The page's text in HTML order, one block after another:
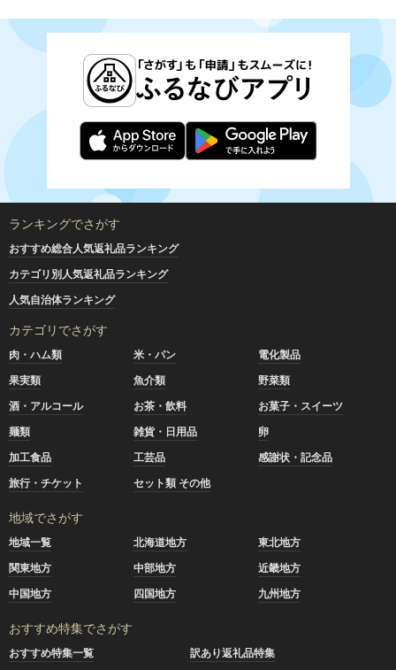
ランキングでさがす
おすすめ総合人気返礼品ランキング
カテゴリ別人気返礼品ランキング
人気自治体ランキング
カテゴリでさがす
肉・ハム類 米・パン
電化製品
果実類
魚介類
野菜類
酒・アルコール
お茶・飲料
お菓子・スイーツ
麺類
雑貨・日用品
卵
加工食品
工芸品
感謝状・記念品
旅行・チケット
セット類 その他
地域でさがす
地域一覧 北海道地方
東北地方
関東地方
中部地方
近畿地方
中国地方
四国地方 九州地方
おすすめ特集でさがす
おすすめ特集一覧
訳あり返礼品特集